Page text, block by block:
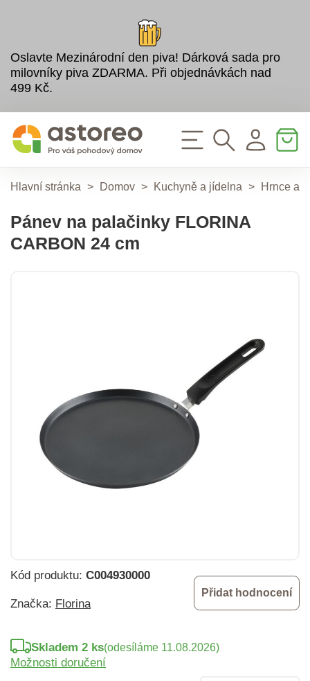
Oslavte Mezinárodní den piva! Dárková sada pro
milovníky piva ZDARMA. Při objednávkách nad
499 Kč.
Hlavní stránka > Domov > Kuchyně a jídelna > Hrnce a
Pánev na palačinky FLORINA
CARBON 24 cm
Kód produktu: C004930000
Značka: Florina
Přidat hodnocení
Skladem 2 ks(odesíláme 11.08.2026)
Možnosti doručení